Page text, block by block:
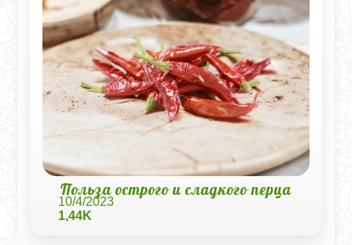
Польза острого и сладкого перца
10/4/2023
1,44K